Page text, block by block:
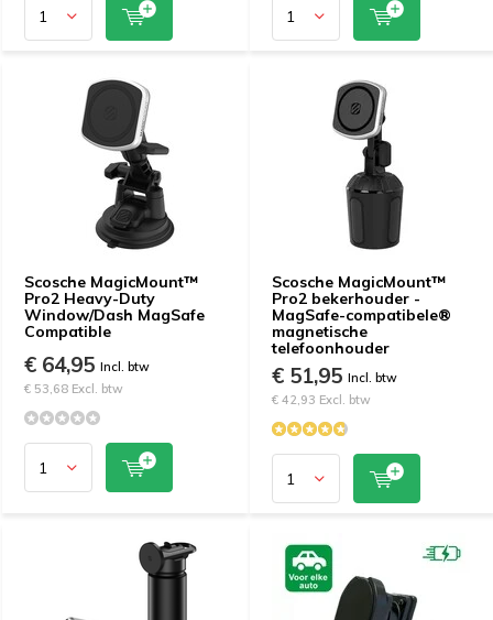
Scosche MagicMount™
Pro2 Heavy-Duty
Window/Dash MagSafe
Compatible
€ 64,95 Incl. btw
€ 53,68 Excl. btw
Scosche MagicMount™
Pro2 bekerhouder -
MagSafe-compatibele®
magnetische
telefoonhouder
€ 51,95 Incl. btw
€ 42,93 Excl. btw